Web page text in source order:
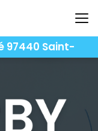
06 92 94 94
97440 Saint-